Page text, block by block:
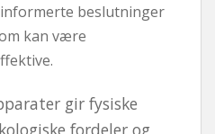
beslutninger
kan være
gir fysiske
fordeler og